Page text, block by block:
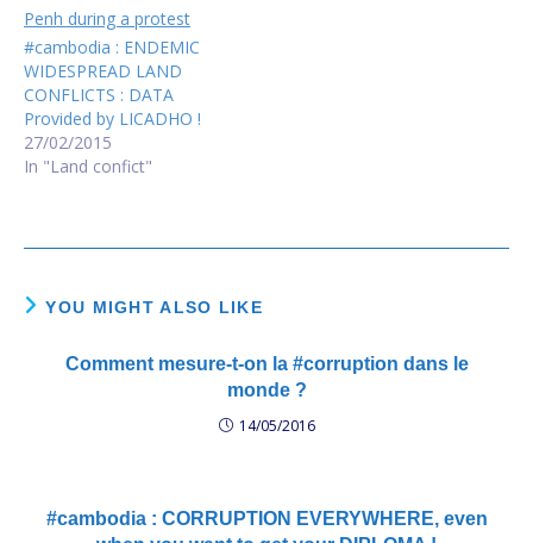
#cambodia : ENDEMIC
WIDESPREAD LAND
CONFLICTS : DATA
Provided by LICADHO !
27/02/2015
In "Land confict"
YOU MIGHT ALSO LIKE
Comment mesure-t-on la #corruption dans le
monde ?
14/05/2016
#cambodia : CORRUPTION EVERYWHERE, even